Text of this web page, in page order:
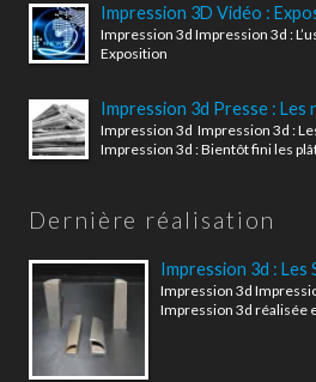
Impression 3D Vidéo :
Impression 3d Impression 3d :
Exposition
Impression 3d Presse : Les
Impression 3d Impression 3d :
Impression 3d : Bientôt fini les
Dernière réalisation
Impression 3d : Les
Impression 3d
Impression 3d réalisée